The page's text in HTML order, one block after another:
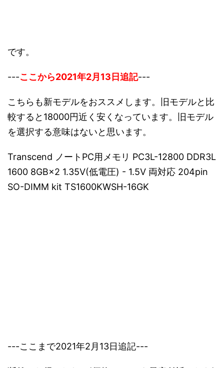
です。
---ここから2021年2月13日追記---
こちらも新モデルをおススメします。旧モデルと比
較すると18000円近く安くなっています。旧モデル
を選択する意味はないと思います。
Transcend ノートPC用メモリ PC3L-12800 DDR3L
1600 8GB×2 1.35V(低電圧) - 1.5V 両対応 204pin
SO-DIMM kit TS1600KWSH-16GK
---ここまで2021年2月13日追記---